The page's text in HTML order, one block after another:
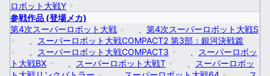
ロボット大戦Y +
参戦作品 (登場メカ)
第4次スーパーロボット大戦 +
第4次スーパーロボット大戦S
+
スーパーロボット大戦COMPACT2 第3部：銀河決戦篇
+
スーパーロボット大戦COMPACT3 +
スーパーロボッ
ト大戦BX + スーパーロボット大戦T +
スーパーロボッ